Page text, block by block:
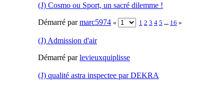
(J) Cosmo ou Sport, un sacré dilemme !
Démarré parmarc5974 « 1 2 3 4 5 ... 16 »
(J) Admission d'air
Démarré parlevieuxquiplisse
(J) qualité astra inspectee par DEKRA